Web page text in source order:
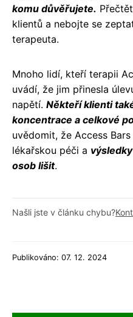
komu důvěřujete.
klientů a nebojte se
terapeuta.
Mnoho lidí, kteří terapii
uvádí, že jim přinesla
napětí. Někteří klienti
koncentrace a celkové
uvědomit, že Access
lékařskou péči a
osob lišit.
Našli jste v článku chybu?
Publikováno: 07. 12. 2024